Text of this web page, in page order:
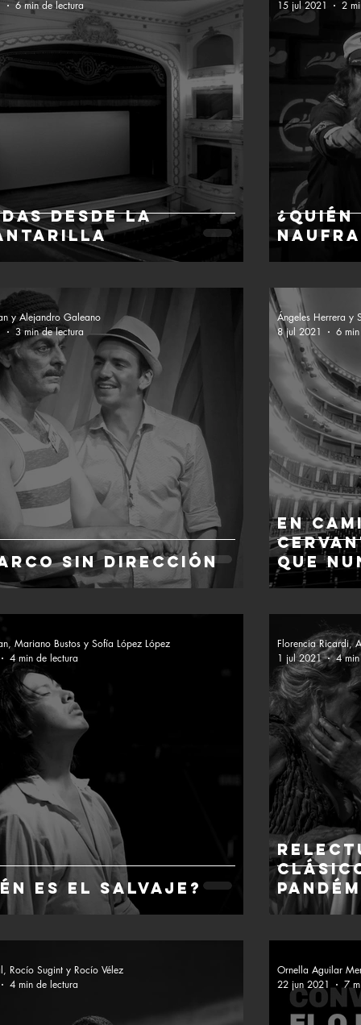
desde la
6 min de lectura
15 jul 2021
2
sin dirección
y Alejandro Galeano
3 min de lectura
En
que
Ángeles Herrera y
8 jul 2021
6
es el salvaje?
Mariano Bustos y Sofía López López
4 min de lectura
Florencia Ricardi,
1 jul 2021
4
Rocío Sugint y Rocío Vélez
4 min de lectura
Ornella Aguilar
22 jun 2021
7